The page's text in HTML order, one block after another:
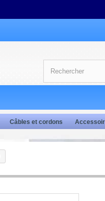
Câbles et cordons